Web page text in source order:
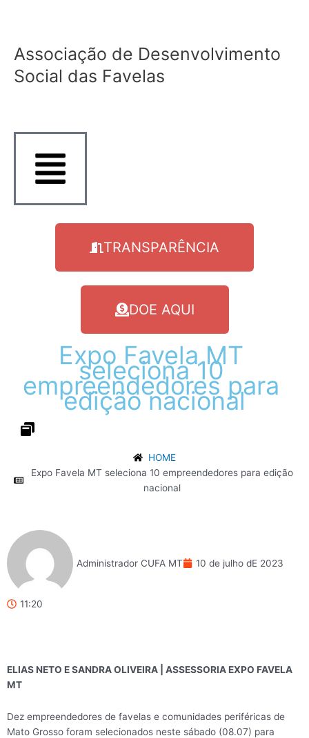
conteúdo
Associação de Desenvolvimento
Social das Favelas
TRANSPARÊNCIA
DOE AQUI
Expo Favela MT
seleciona 10
empreendedores para
edição nacional
HOME
Expo Favela MT seleciona 10 empreendedores para edição
nacional
Administrador CUFA MT 10 de julho dE 2023
11:20
ELIAS NETO E SANDRA OLIVEIRA | ASSESSORIA EXPO FAVELA
MT
Dez empreendedores de favelas e comunidades periféricas de
Mato Grosso foram selecionados neste sábado (08.07) para